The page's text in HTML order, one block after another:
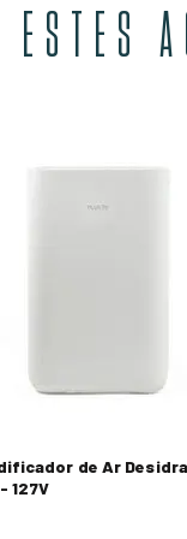
de Ar
127V